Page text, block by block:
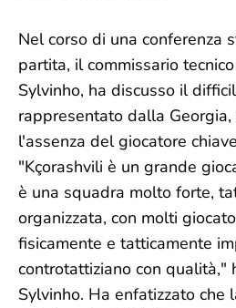
Nel corso di una conferenza
partita, il commissario
Sylvinho, ha discusso il
rappresentato dalla
l'assenza del giocatore
"Kçorashvili è un grande
è una squadra molto forte,
organizzata, con molti
fisicamente e tatticamente
controtattiziano con qualità,"
Sylvinho. Ha enfatizzato che